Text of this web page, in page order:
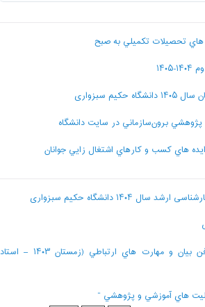
هاي تحصيلات تکميلي به صبح
سبزواری
پژوهشي برون‌سازماني در سايت دانشگاه
هاي کسب و کارهاي اشتغال زايي جوانان
۱۴۰۴ دانشگاه حکیم سبزواری
برگزاري کارگاه آموزشي فن بيان و مهارت هاي ارتباطي (زمستان ۱۴۰۳ – استاد
هاي آموزشي و پژوهشي “